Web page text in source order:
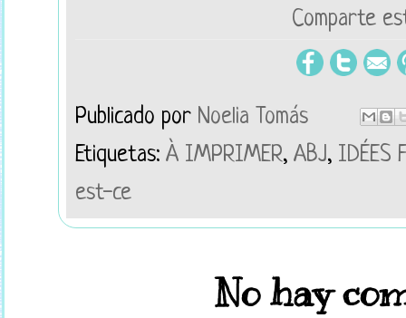
Comparte
Publicado por Noelia Tomás
Etiquetas: À IMPRIMER, ABJ, IDÉES
est-ce
No hay